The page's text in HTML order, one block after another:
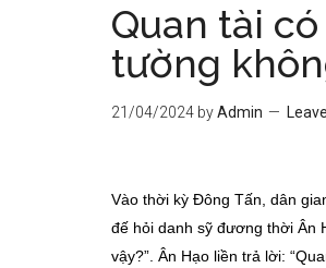
Quan tài
tường
21/04/2024 byAdmin
Vào thời kỳ Đông Tấn, dân
đế hỏi danh sỹ đương thời Ân
vậy?”. Ân Hạo liền trả lời: